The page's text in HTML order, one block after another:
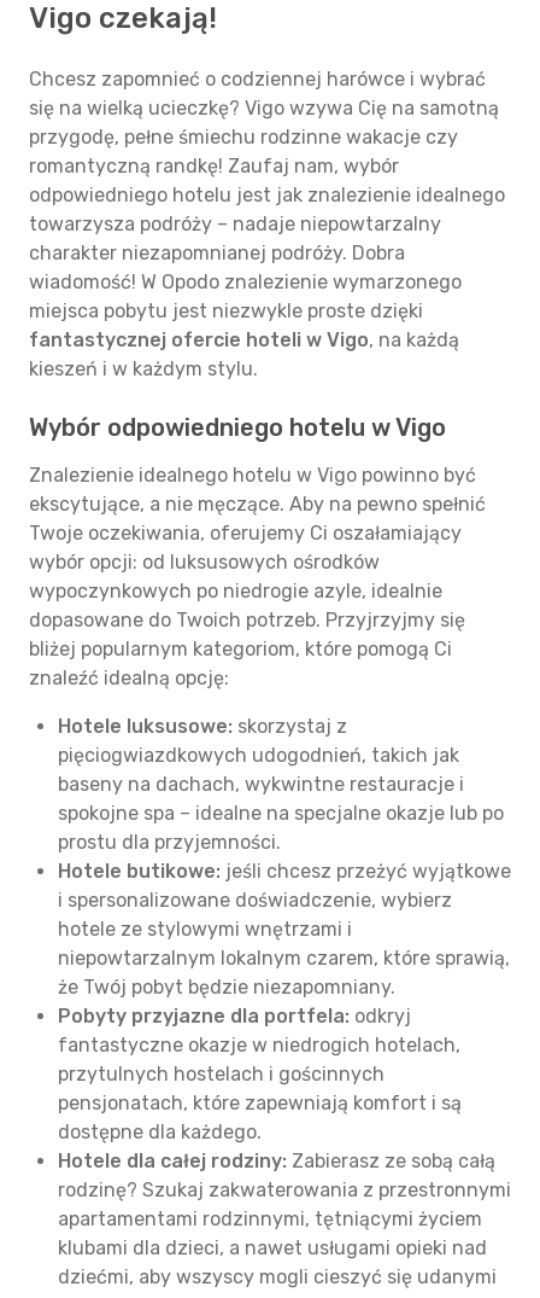
Vigo czekają!
Chcesz zapomnieć o codziennej harówce i wybrać
się na wielką ucieczkę? Vigo wzywa Cię na samotną
przygodę, pełne śmiechu rodzinne wakacje czy
romantyczną randkę! Zaufaj nam, wybór
odpowiedniego hotelu jest jak znalezienie idealnego
towarzysza podróży – nadaje niepowtarzalny
charakter niezapomnianej podróży. Dobra
wiadomość! W Opodo znalezienie wymarzonego
miejsca pobytu jest niezwykle proste dzięki
fantastycznej ofercie hoteli w Vigo, na każdą
kieszeń i w każdym stylu.
Wybór odpowiedniego hotelu w Vigo
Znalezienie idealnego hotelu w Vigo powinno być
ekscytujące, a nie męczące. Aby na pewno spełnić
Twoje oczekiwania, oferujemy Ci oszałamiający
wybór opcji: od luksusowych ośrodków
wypoczynkowych po niedrogie azyle, idealnie
dopasowane do Twoich potrzeb. Przyjrzyjmy się
bliżej popularnym kategoriom, które pomogą Ci
znaleźć idealną opcję:
Hotele luksusowe: skorzystaj z
pięciogwiazdkowych udogodnień, takich jak
baseny na dachach, wykwintne restauracje i
spokojne spa – idealne na specjalne okazje lub po
prostu dla przyjemności.
Hotele butikowe: jeśli chcesz przeżyć wyjątkowe
i spersonalizowane doświadczenie, wybierz
hotele ze stylowymi wnętrzami i
niepowtarzalnym lokalnym czarem, które sprawią,
że Twój pobyt będzie niezapomniany.
Pobyty przyjazne dla portfela: odkryj
fantastyczne okazje w niedrogich hotelach,
przytulnych hostelach i gościnnych
pensjonatach, które zapewniają komfort i są
dostępne dla każdego.
Hotele dla całej rodziny: Zabierasz ze sobą całą
rodzinę? Szukaj zakwaterowania z przestronnymi
apartamentami rodzinnymi, tętniącymi życiem
klubami dla dzieci, a nawet usługami opieki nad
dziećmi, aby wszyscy mogli cieszyć się udanymi